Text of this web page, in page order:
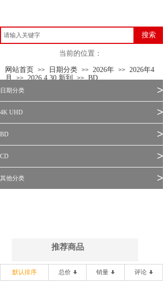
搜索
当前的位置：
网站首页 >> 日期分类 >> 2026年 >> 2026年4
月 >> 2026.4.30 新到 >> BD
日期分类 >
4K UHD >
BD >
CD >
其他分类 >
推荐商品
默认排序 总价 销量 评论